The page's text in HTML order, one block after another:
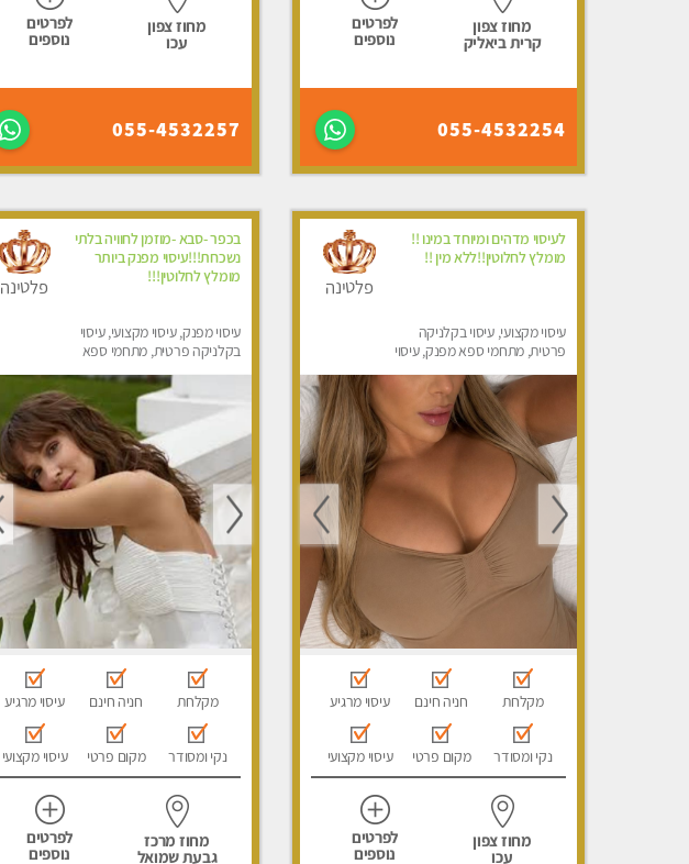
מחוז צפון
קרית ביאליק
לפרטים
נוספים
055-4532254
מחוז צפון
עכו
לפרטים
נוספים
055-4532257
לעיסוי מדהים ומיוחד במינו !!
מומלץ לחלוטין!!ללא מין !!
עיסוי מקצועי, עיסוי בקלניקה
פרטית, מתחמי ספא מפנק, עיסוי
פלטינה
מקלחת חניה חינם עיסוי מרגיע
נקי ומסודר מקום פרטי עיסוי מקצועי
מחוז צפון
עכו
לפרטים
נוספים
בכפר -סבא -מוזמן לחוויה בלתי
נשכחת!!!עיסוי מפנק ביותר
מומלץ לחלוטין!!!
עיסוי מפנק, עיסוי מקצועי, עיסוי
בקלניקה פרטית, מתחמי ספא
לגבר, עיסוי לנשים בלבד
פלטינה
מקלחת חניה חינם עיסוי מרגיע
נקי ומסודר מקום פרטי עיסוי מקצועי
מחוז מרכז
גבעת שמואל
לפרטים
נוספים